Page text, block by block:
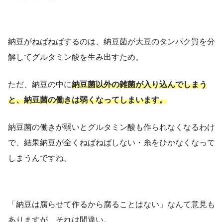
納豆がねばねばするのは、納豆菌が大豆のタンパク質を分
解してグルタミン酸を生み出すため。
ただ、納豆の中に納豆菌以外の雑菌が入り込んでしまう
と、納豆菌の働きは弱くなってしまいます。
納豆菌の働きが弱いとグルタミン酸も作られなくなるわけ
で、結果納豆が全くねばねばしない・糸をひかなくなって
しまうんですね。
「納豆は腐らせて作るから腐ることはない」なんて意見も
ありますが、それは間違い。